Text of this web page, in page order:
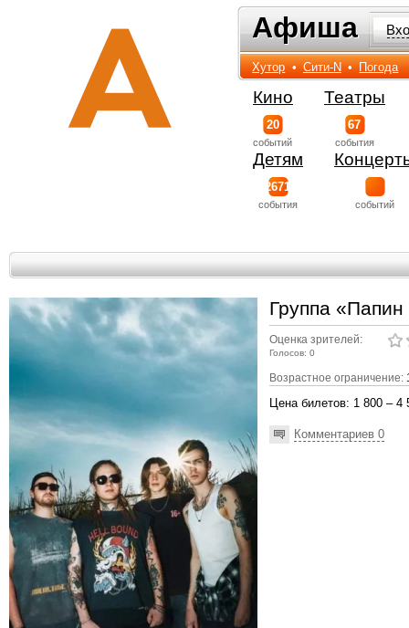
Афиша
Афиша
Хутор • Сити-N • Погода
Кино
20
событий
Театры
67
события
Детям
2671
события событий
Группа
Оценка зрителей:
Голосов: 0
Возрастное ограничение:
Цена билетов: 1 800 – 4
Комментариев 0